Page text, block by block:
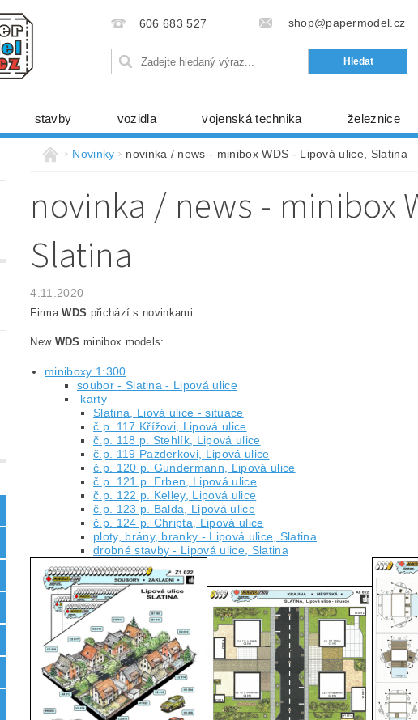
606 683 527 shop@papermodel.cz
stavby vozidla vojenská technika železnice
mechanismy, stavební stroje kosmická technika příroda
3D tištěné doplňky modelářské potřeby kartony, fólie
Novinky novinka / news - minibox WDS - Lipová ulice, Slatina
novinka / news - minibox
Slatina
4.11.2020
FirmaWDS přichází s novinkami:
New WDS minibox models:
miniboxy 1:300
soubor - Slatina - Lipová ulice
karty
Slatina, Liová ulice - situace
č.p. 117 Křížovi, Lipová ulice
č.p. 118 p. Stehlík, Lipová ulice
č.p. 119 Pazderkovi, Lipová ulice
č.p. 120 p. Gundermann, Lipová ulice
č.p. 121 p. Erben, Lipová ulice
č.p. 122 p. Kelley, Lipová ulice
č.p. 123 p. Balda, Lipová ulice
č.p. 124 p. Chripta, Lipová ulice
ploty, brány, branky - Lipová ulice, Slatina
drobné stavby - Lipová ulice, Slatina